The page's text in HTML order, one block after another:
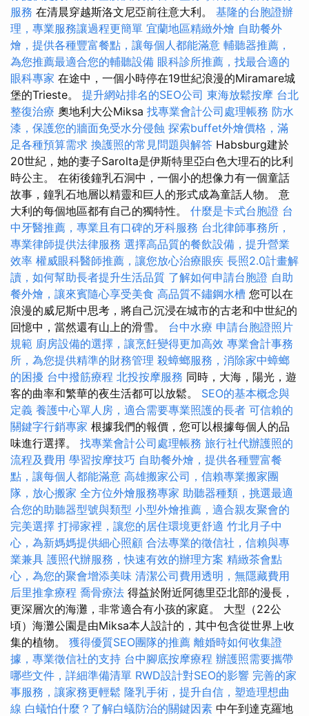
服務 在清晨穿越斯洛文尼亞前往意大利。 基隆的台胞證辦
理，專業服務讓過程更簡單 宜蘭地區精緻外燴 自助餐外
燴，提供各種豐富餐點，讓每個人都能滿意 輔聽器推薦，
為您推薦最適合您的輔聽設備 眼科診所推薦，找最合適的
眼科專家 在途中，一個小時停在19世紀浪漫的Miramare城
堡的Trieste。 提升網站排名的SEO公司 東海放鬆按摩 台北
整復治療 奧地利大公Miksa 找專業會計公司處理帳務 防水
漆，保護您的牆面免受水分侵蝕 探索buffet外燴價格，滿
足各種預算需求 換護照的常見問題與解答 Habsburg建於
20世紀，她的妻子Sarolta是伊斯特里亞白色大理石的比利
時公主。 在術後鐘乳石洞中，一個小的想像力有一個童話
故事，鐘乳石地層以精靈和巨人的形式成為童話人物。 意
大利的每個地區都有自己的獨特性。 什麼是卡式台胞證 台
中牙醫推薦，專業且有口碑的牙科服務 台北律師事務所，
專業律師提供法律服務 選擇高品質的餐飲設備，提升營業
效率 權威眼科醫師推薦，讓您放心治療眼疾 長照2.0計畫解
讀，如何幫助長者提升生活品質 了解如何申請台胞證 自助
餐外燴，讓來賓隨心享受美食 高品質不鏽鋼水槽 您可以在
浪漫的威尼斯中思考，將自己沉浸在城市的古老和中世紀的
回憶中，當然還有山上的滑雪。 台中水療 申請台胞證照片
規範 廚房設備的選擇，讓烹飪變得更加高效 專業會計事務
所，為您提供精準的財務管理 殺蟑螂服務，消除家中蟑螂
的困擾 台中撥筋療程 北投按摩服務 同時，大海，陽光，遊
客的曲率和繁華的夜生活都可以放鬆。 SEO的基本概念與
定義 養護中心單人房，適合需要專業照護的長者 可信賴的
關鍵字行銷專家 根據我們的報價，您可以根據每個人的品
味進行選擇。 找專業會計公司處理帳務 旅行社代辦護照的
流程及費用 學習按摩技巧 自助餐外燴，提供各種豐富餐
點，讓每個人都能滿意 高雄搬家公司，信賴專業搬家團
隊，放心搬家 全方位外燴服務專家 助聽器種類，挑選最適
合您的助聽器型號與類型 小型外燴推薦，適合親友聚會的
完美選擇 打掃家裡，讓您的居住環境更舒適 竹北月子中
心，為新媽媽提供細心照顧 合法專業的徵信社，信賴與專
業兼具 護照代辦服務，快速有效的辦理方案 精緻茶會點
心，為您的聚會增添美味 清潔公司費用透明，無隱藏費用
后里推拿療程 喬骨療法 得益於附近阿德里亞北部的漫長，
更深層次的海灘，非常適合有小孩的家庭。 大型（22公
頃）海灘公園是由Miksa本人設計的，其中包含從世界上收
集的植物。 獲得優質SEO團隊的推薦 離婚時如何收集證
據，專業徵信社的支持 台中腳底按摩療程 辦護照需要攜帶
哪些文件，詳細準備清單 RWD設計對SEO的影響 完善的家
事服務，讓家務更輕鬆 隆乳手術，提升自信，塑造理想曲
線 白蟻怕什麼？了解白蟻防治的關鍵因素 中午到達克羅地